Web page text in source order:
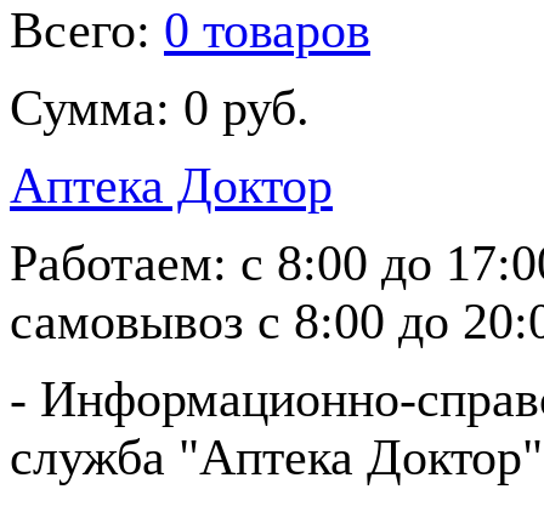
Всего: 0 товаров
Сумма: 0 руб.
Аптека Доктор
Работаем: с 8:00 до
самовывоз с 8:00 до
- Информационно-
служба "Аптека